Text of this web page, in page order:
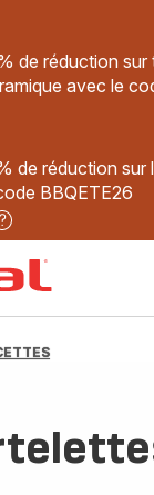
de réduction sur
avec le
de réduction sur
BBQETE26